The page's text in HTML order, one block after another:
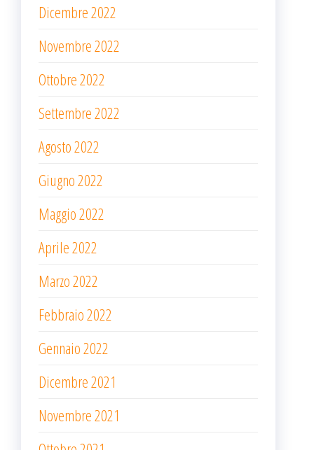
Dicembre 2022
Novembre 2022
Ottobre 2022
Settembre 2022
Agosto 2022
Giugno 2022
Maggio 2022
Aprile 2022
Marzo 2022
Febbraio 2022
Gennaio 2022
Dicembre 2021
Novembre 2021